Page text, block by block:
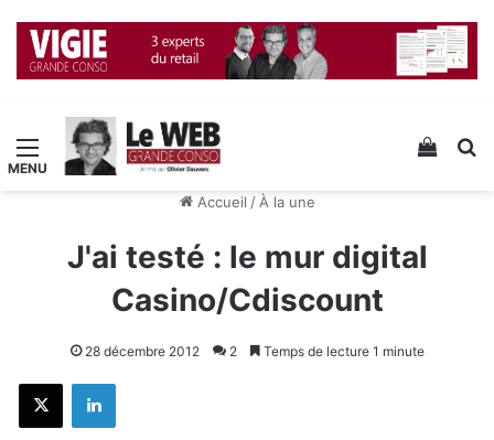
Menu Voir
Accueil / À la une
J'ai testé : le mur digital
Casino/Cdiscount
28 décembre 2012 2 Temps de lecture 1 minute
X Linkedin